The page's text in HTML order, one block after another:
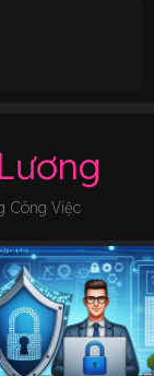
Công Việc